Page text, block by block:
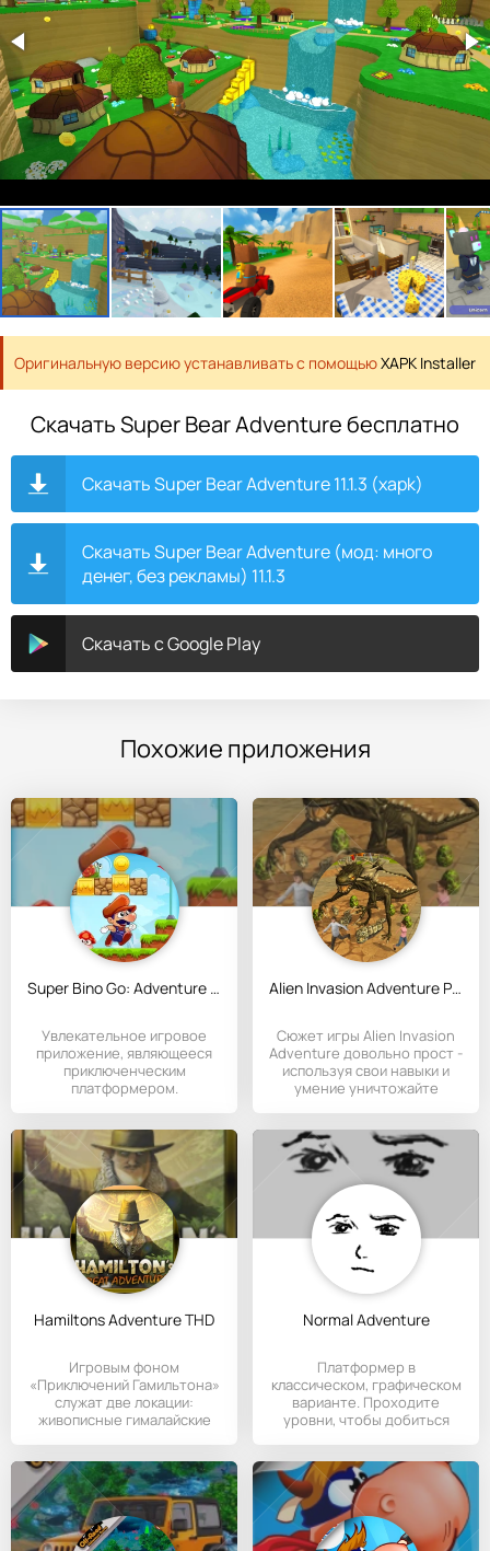
Оригинальную версию устанавливать с помощьюXAPK Installer
Скачать Super Bear Adventure бесплатно
Скачать Super Bear Adventure 11.1.3 (xapk)
Скачать Super Bear Adventure (мод: много
денег, без рекламы) 11.1.3
Скачать с Google Play
Похожие приложения
Super Bino Go: Adventure Jungle
Увлекательное игровое
приложение, являющееся
приключенческим
платформером.
Alien Invasion Adventure Pro
Сюжет игры Alien Invasion
Adventure довольно прост -
используя свои навыки и
умение уничтожайте
Hamiltons Adventure THD
Игровым фоном
«Приключений Гамильтона»
служат две локации:
живописные гималайские
Normal Adventure
Платформер в
классическом, графическом
варианте. Проходите
уровни, чтобы добиться